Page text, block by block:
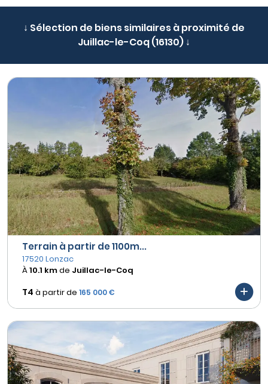
↓ Sélection de biens similaires à proximité de
Juillac-le-Coq (16130) ↓
Terrain à partir de 1100m...
17520 Lonzac
À10.1 kmde Juillac-le-Coq
T4 à partir de 165 000 €